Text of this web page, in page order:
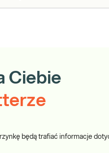
Ciebie
będą trafiać informacje